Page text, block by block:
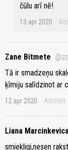
čūlu arī nē!
13.apr 2020
Zane Bitmete
Tā ir smadzeņu
ķīmiju salīdzinot ar
12.apr 2020 Atbildēt
Liana
smiekligi,nesen